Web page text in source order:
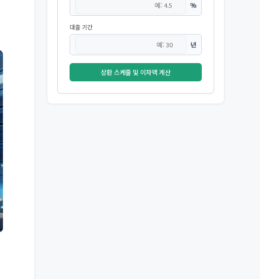
%
대출 기간
년
상환 스케줄 및 이자액 계산